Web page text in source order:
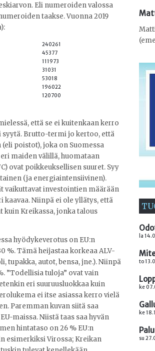
Eli numeroiden valossa
taakse. Vuonna 2019
240261
45377
111973
31031
53018
196022
120700
että se ei kuitenkaan kerro
Brutto-termi jo kertoo, että
poistot), joka on Suomessa
maiden välillä, huomataan
ovat poikkeuksellisen suuret. Syy
(ja energiaintensiivinen).
vaikuttavat investointien määrään
Niinpä ei ole yllätys, että
kuin Kreikassa, jonka talous
hyödykeverotus on EU:n
%. Tämä heijastaa korkeaa ALV-
tupakka, autot, bensa, jne.). Niinpä
”Todellisia tuloja” ovat vain
eri suuruusluokkaa kuin
ei itse asiassa kerro vielä
Paremman kuvan siitä saa
maissa. Niistä taas saa hyvän
hintataso on 26 % EU:n
esimerkiksi Virossa; Kreikan
la
to
ke
ke
su